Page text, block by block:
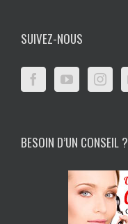
SUIVEZ-NOUS
BESOIN D’UN CONSEIL ?